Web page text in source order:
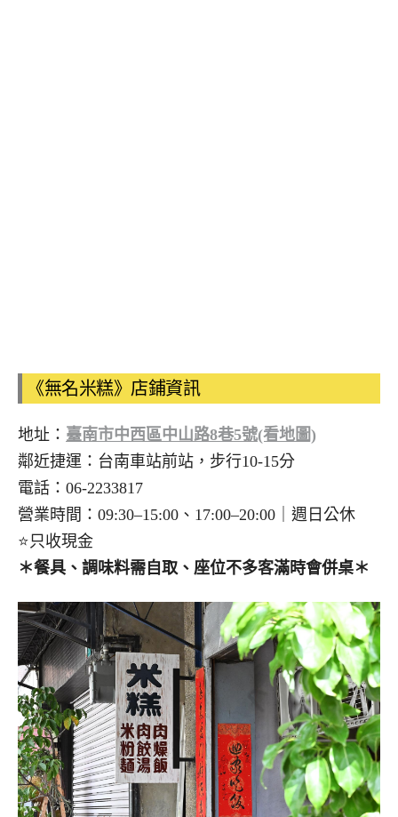
《無名米糕》店鋪資訊
地址： 臺南市中西區中山路8巷5號(看地圖)
鄰近捷運：台南車站前站，步行10-15分
電話：06-2233817
營業時間：09:30–15:00、17:00–20:00｜週日公休
⭐只收現金
＊餐具、調味料需自取、座位不多客滿時會併桌＊